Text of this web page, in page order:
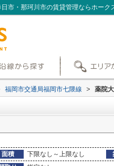
市・那珂川市の賃貸管理ならホーク
福岡市交通局福岡市七隈線 > 薬院
面積 下限なし～上限なし